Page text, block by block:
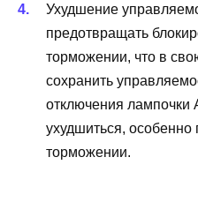
Ухудшение
предотвращать
торможении, что в
сохранить
отключения лампочки
ухудшиться, особенно
торможении.